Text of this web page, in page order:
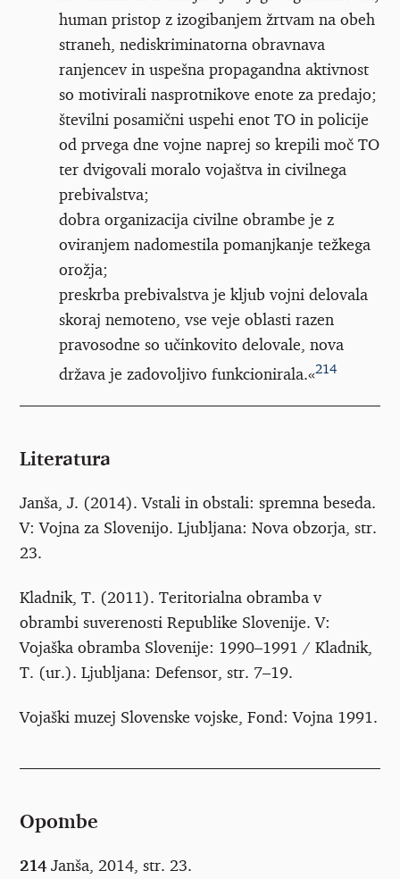
human pristop z izogibanjem žrtvam na obeh
straneh, nediskriminatorna obravnava
ranjencev in uspešna propagandna aktivnost
so motivirali nasprotnikove enote za predajo;
številni posamični uspehi enot TO in policije
od prvega dne vojne naprej so krepili moč TO
ter dvigovali moralo vojaštva in civilnega
prebivalstva;
dobra organizacija civilne obrambe je z
oviranjem nadomestila pomanjkanje težkega
orožja;
preskrba prebivalstva je kljub vojni delovala
skoraj nemoteno, vse veje oblasti razen
pravosodne so učinkovito delovale, nova
država je zadovoljivo funkcionirala.«214
Literatura
Janša, J. (2014). Vstali in obstali: spremna beseda.
V: Vojna za Slovenijo. Ljubljana: Nova obzorja, str.
23.
Kladnik, T. (2011). Teritorialna obramba v
obrambi suverenosti Republike Slovenije. V:
Vojaška obramba Slovenije: 1990–1991 / Kladnik,
T. (ur.). Ljubljana: Defensor, str. 7–19.
Vojaški muzej Slovenske vojske, Fond: Vojna 1991.
Opombe
214 Janša, 2014, str. 23.